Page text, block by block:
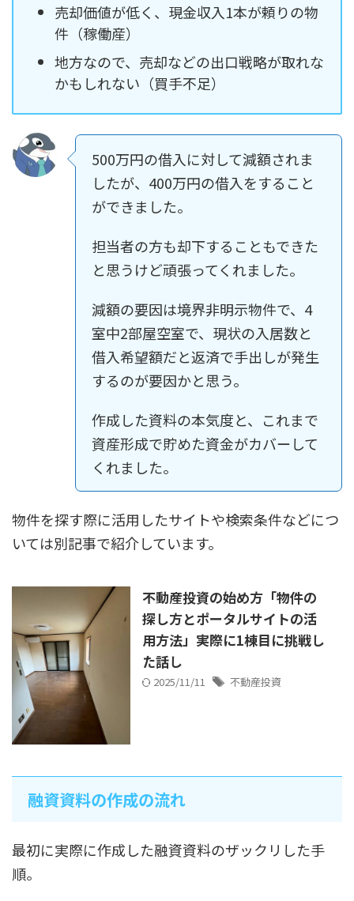
売却価値が低く、現金収入1本が頼りの物
件（稼働産）
地方なので、売却などの出口戦略が取れな
かもしれない（買手不足）
500万円の借入に対して減額されま
したが、400万円の借入をすること
ができました。
担当者の方も却下することもできた
と思うけど頑張ってくれました。
減額の要因は境界非明示物件で、4
室中2部屋空室で、現状の入居数と
借入希望額だと返済で手出しが発生
するのが要因かと思う。
作成した資料の本気度と、これまで
資産形成で貯めた資金がカバーして
くれました。
物件を探す際に活用したサイトや検索条件などにつ
いては別記事で紹介しています。
不動産投資の始め方「物件の
探し方とポータルサイトの活
用方法」実際に1棟目に挑戦し
た話し
2025/11/11 不動産投資
融資資料の作成の流れ
最初に実際に作成した融資資料のザックリした手
順。